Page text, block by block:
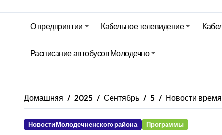
Гороскоп на 6 августа
Молодечно. Новости время
Молодечно. Новости время
О предприятии Кабельное телевидение
Расписание автобусов Молодечно
Домашняя 2025 Сентябрь 5 Новости
Новости Молодечненского района Программы